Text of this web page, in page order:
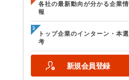
各社の最新動向が分かる企業情
報
トップ企業のインターン・本選
考
新規会員登録